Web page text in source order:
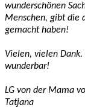
wunderschönen
Menschen, gibt die
gemacht haben!
Vielen, vielen
wunderbar!
LG von der Mama
Tatjana